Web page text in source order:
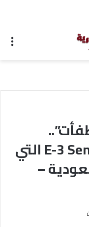
السيارات
مواصفات طائرة E-3 Sentry التي
–